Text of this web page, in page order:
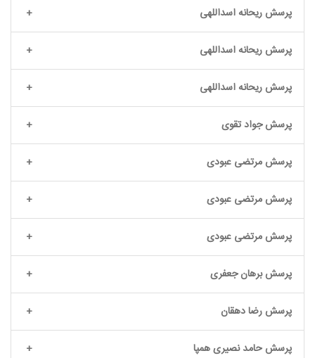
پرسش ریحانه اسداللهی
پرسش ریحانه اسداللهی
پرسش ریحانه اسداللهی
پرسش جواد تقوی
پرسش مرتضی عبودی
پرسش مرتضی عبودی
پرسش مرتضی عبودی
پرسش برهان جعفری
پرسش رضا دهقان
پرسش حامد نصیری همپا